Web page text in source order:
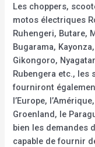
Les choppers,
motos électriques
Ruhengeri, Butare,
Bugarama,
Gikongoro,
Rubengera etc., les
fourniront
l’Europe,
Groenland, le
bien les demandes
capable de fournir